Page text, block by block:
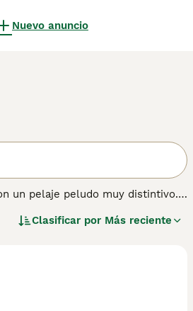
Nuevo anuncio
un pelaje peludo muy distintivo.
Clasificar por Más reciente